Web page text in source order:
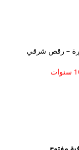
– رقص شرقي